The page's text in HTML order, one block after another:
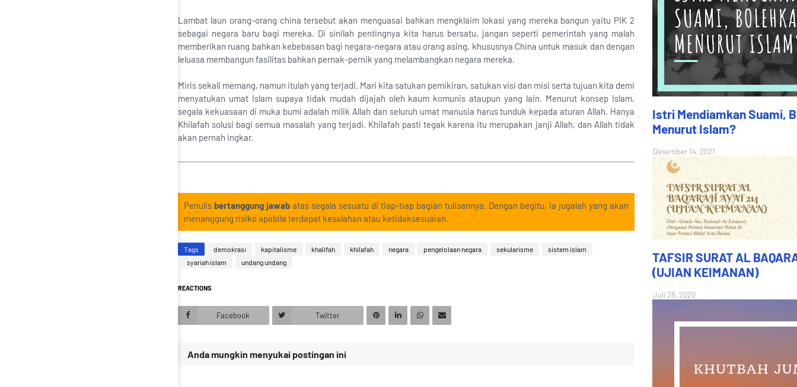
Lambat laun orang-orang china tersebut akan menguasai bahkan mengklaim lokasi yang mereka bangun yaitu PIK 2
sebagai negara baru bagi mereka. Di sinilah pentingnya kita harus bersatu, jangan seperti pemerintah yang malah
memberikan ruang bahkan kebebasan bagi negara-negara atau orang asing, khususnya China untuk masuk dan dengan
leluasa membangun fasilitas bahkan pernak-pernik yang melambangkan negara mereka.
Miris sekali memang, namun itulah yang terjadi. Mari kita satukan pemikiran, satukan visi dan misi serta tujuan kita demi
menyatukan umat Islam supaya tidak mudah dijajah oleh kaum komunis ataupun yang lain. Menurut konsep Islam,
segala kekuasaan di muka bumi adalah milik Allah dan seluruh umat manusia harus tunduk kepada aturan Allah. Hanya
Khilafah solusi bagi semua masalah yang terjadi. Khilafah pasti tegak karena itu merupakan janji Allah, dan Allah tidak
akan pernah ingkar.
Penulis bertanggung jawab atas segala sesuatu di tiap-tiap bagian tulisannya. Dengan begitu, ia jugalah yang akan
menanggung risiko apabila terdapat kesalahan atau ketidaksesuaian.
Tags demokrasi kapitalisme khalifah khilafah negara pengelolaan negara sekularisme
sistem islam
syariah islam
undang undang
REACTIONS
Facebook Twitter
Anda mungkin menyukai postingan ini
Istri Mendiamkan Suami,
Menurut Islam?
Desember 14, 2021
TAFSIR SURAT AL
(UJIAN KEIMANAN)
Juli 28, 2020